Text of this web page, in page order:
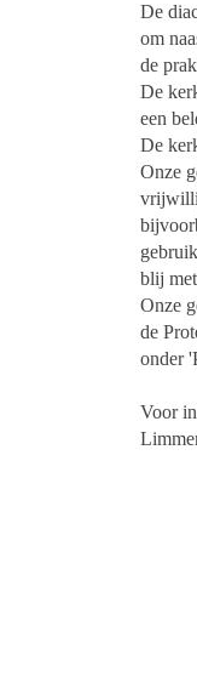
De
om
de
De
een
De
Onze
blij
Onze
de
onder
Voor